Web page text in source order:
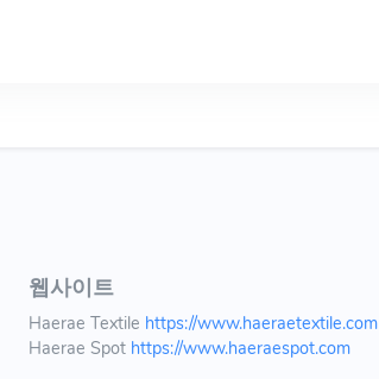
웹사이트
Haerae Textile https://www.haeraetextile.com
Haerae Spot https://www.haeraespot.com